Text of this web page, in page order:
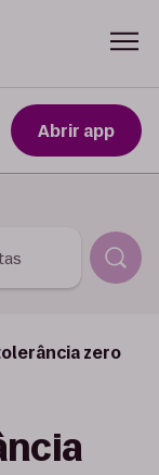
ObtenhaAbrir app
zero